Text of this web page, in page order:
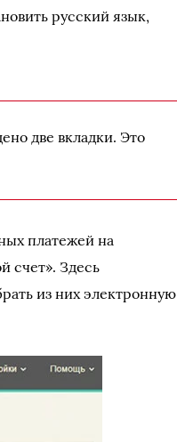
русский язык,
две вкладки. Это
платежей на
счет». Здесь
из них электронную